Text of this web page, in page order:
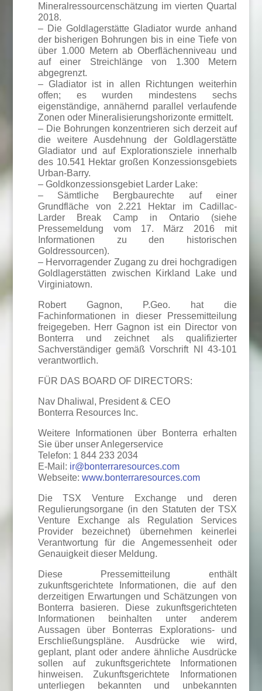
Mineralressourcenschätzung im vierten Quartal
2018.
– Die Goldlagerstätte Gladiator wurde anhand
der bisherigen Bohrungen bis in eine Tiefe von
über 1.000 Metern ab Oberflächenniveau und
auf einer Streichlänge von 1.300 Metern
abgegrenzt.
– Gladiator ist in allen Richtungen weiterhin
offen; es wurden mindestens sechs
eigenständige, annähernd parallel verlaufende
Zonen oder Mineralisierungshorizonte ermittelt.
– Die Bohrungen konzentrieren sich derzeit auf
die weitere Ausdehnung der Goldlagerstätte
Gladiator und auf Explorationsziele innerhalb
des 10.541 Hektar großen Konzessionsgebiets
Urban-Barry.
– Goldkonzessionsgebiet Larder Lake:
– Sämtliche Bergbaurechte auf einer
Grundfläche von 2.221 Hektar im Cadillac-
Larder Break Camp in Ontario (siehe
Pressemeldung vom 17. März 2016 mit
Informationen zu den historischen
Goldressourcen).
– Hervorragender Zugang zu drei hochgradigen
Goldlagerstätten zwischen Kirkland Lake und
Virginiatown.
Robert Gagnon, P.Geo. hat die
Fachinformationen in dieser Pressemitteilung
freigegeben. Herr Gagnon ist ein Director von
Bonterra und zeichnet als qualifizierter
Sachverständiger gemäß Vorschrift NI 43-101
verantwortlich.
FÜR DAS BOARD OF DIRECTORS:
Nav Dhaliwal, President & CEO
Bonterra Resources Inc.
Weitere Informationen über Bonterra erhalten
Sie über unser Anlegerservice
Telefon: 1 844 233 2034
E-Mail: ir@bonterraresources.com
Webseite: www.bonterraresources.com
Die TSX Venture Exchange und deren
Regulierungsorgane (in den Statuten der TSX
Venture Exchange als Regulation Services
Provider bezeichnet) übernehmen keinerlei
Verantwortung für die Angemessenheit oder
Genauigkeit dieser Meldung.
Diese Pressemitteilung enthält
zukunftsgerichtete Informationen, die auf den
derzeitigen Erwartungen und Schätzungen von
Bonterra basieren. Diese zukunftsgerichteten
Informationen beinhalten unter anderem
Aussagen über Bonterras Explorations- und
Erschließungspläne. Ausdrücke wie wird,
geplant, plant oder andere ähnliche Ausdrücke
sollen auf zukunftsgerichtete Informationen
hinweisen. Zukunftsgerichtete Informationen
unterliegen bekannten und unbekannten